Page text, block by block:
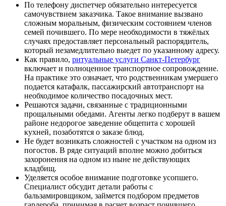
По телефону диспетчер обязательно интересуется
самочувствием заказчика. Такое внимание вызвано
сложным моральным, физическим состоянием членов
семей почившего. По мере необходимости в тяжёлых
случаях предоставляет персональный распорядитель,
который незамедлительно выедет по указанному адресу.
Как правило, ритуальные услуги Санкт-Петербург
включает и полноценное транспортное сопровождение.
На практике это означает, что родственникам умершего
подается катафалк, пассажирский автотранспорт на
необходимое количество посадочных мест.
Решаются задачи, связанные с традиционными
прощальными обедами. Агенты легко подберут в вашем
районе недорогое заведение общепита с хорошей
кухней, позаботятся о заказе блюд.
Не будет возникать сложностей с участком на одном из
погостов. В ряде ситуаций вполне можно добиться
захоронения на одном из ныне не действующих
кладбищ.
Уделяется особое внимание подготовке усопшего.
Специалист обсудит детали работы с
бальзамировщиком, займется подбором предметов